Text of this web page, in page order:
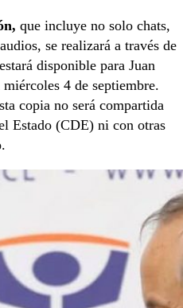
que incluye no solo chats,
se realizará a través de
disponible para Juan
4 de septiembre.
copia no será compartida
Estado (CDE) ni con otras